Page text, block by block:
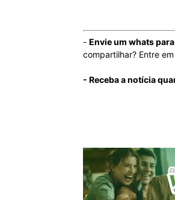
- Envie um whats
compartilhar? Entre
- Receba a notícia